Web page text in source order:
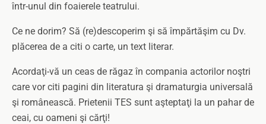
într-unul din foaierele teatrului.
Ce ne dorim? Să (re)descoperim şi să împărtăşim cu Dv.
plăcerea de a citi o carte, un text literar.
Acordaţi-vă un ceas de răgaz în compania actorilor noştri
care vor citi pagini din literatura şi dramaturgia universală
şi românească. Prietenii TES sunt aşteptaţi la un pahar de
ceai, cu oameni şi cărţi!